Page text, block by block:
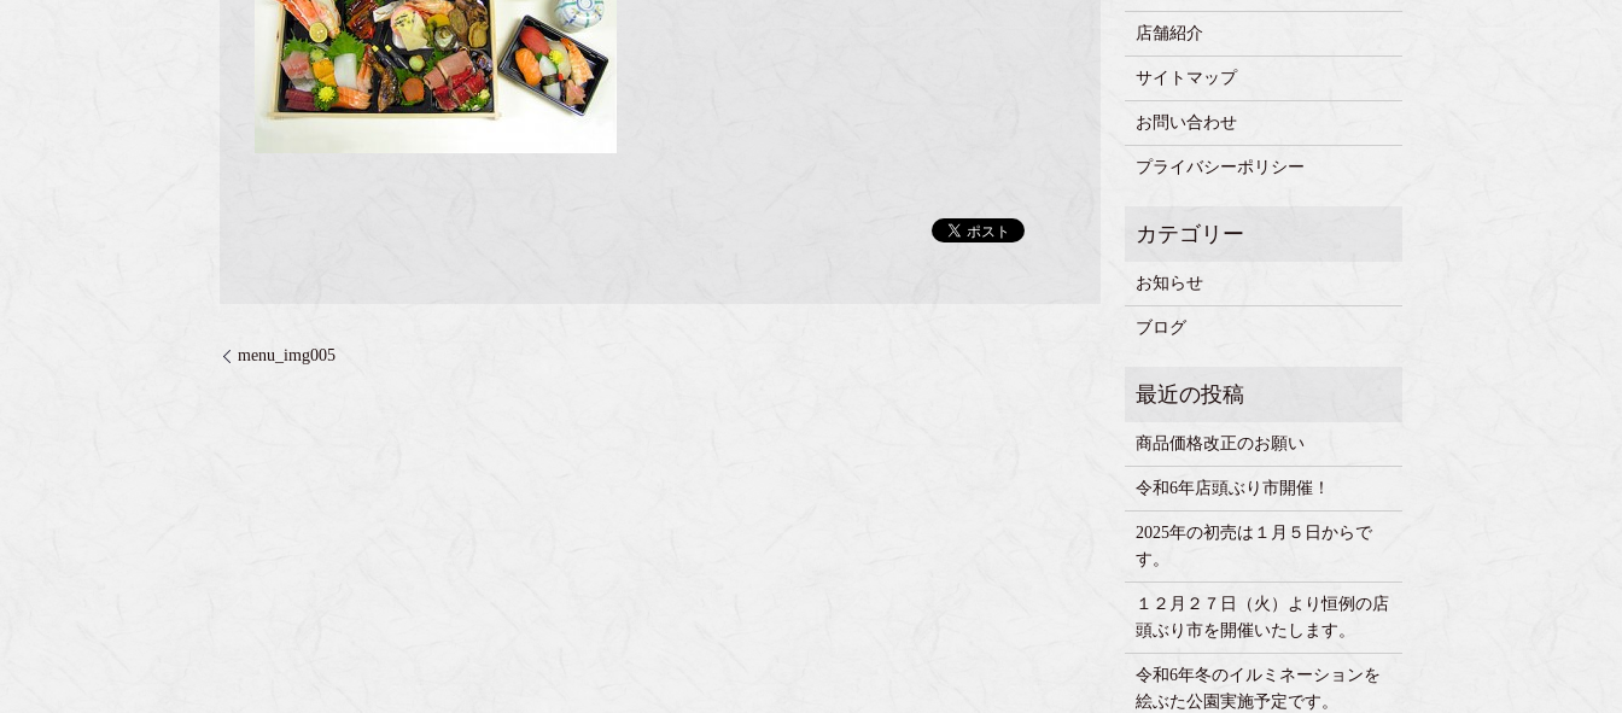
menu_img005
店舗紹介
サイトマップ
お問い合わせ
プライバシーポリシー
お知らせ
ブログ
商品価格改正のお願い
令和6年店頭ぶり市開催！
2025年の初売は１月５日からで
す。
１２月２７日（火）より恒例の店
頭ぶり市を開催いたします。
令和6年冬のイルミネーションを
絵ぶた公園実施予定です。